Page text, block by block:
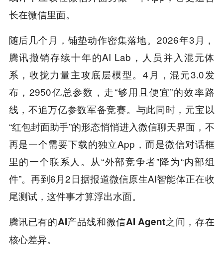
长在微信里面。
随后几个月，铺垫动作密集落地。2026年3月，
腾讯撤销存续十年的AI Lab，人员并入混元体
系，收拢力量主攻底层模型。4月，混元3.0发
布，2950亿总参数，走“够用且便宜”的效率路
线，不追万亿参数军备竞赛。与此同时，元宝以
“红包封面助手”的形态悄悄进入微信聊天界面，不
再是一个需要下载的独立App，而是微信对话框
里的一个联系人。从“外部竞争者”降为“内部组
件”。再到6月2日据报道微信原生AI智能体正在收
尾测试，这件事才算浮出水面。
腾讯已有的AI产品线和微信AI Agent之间，存在
核心差异。